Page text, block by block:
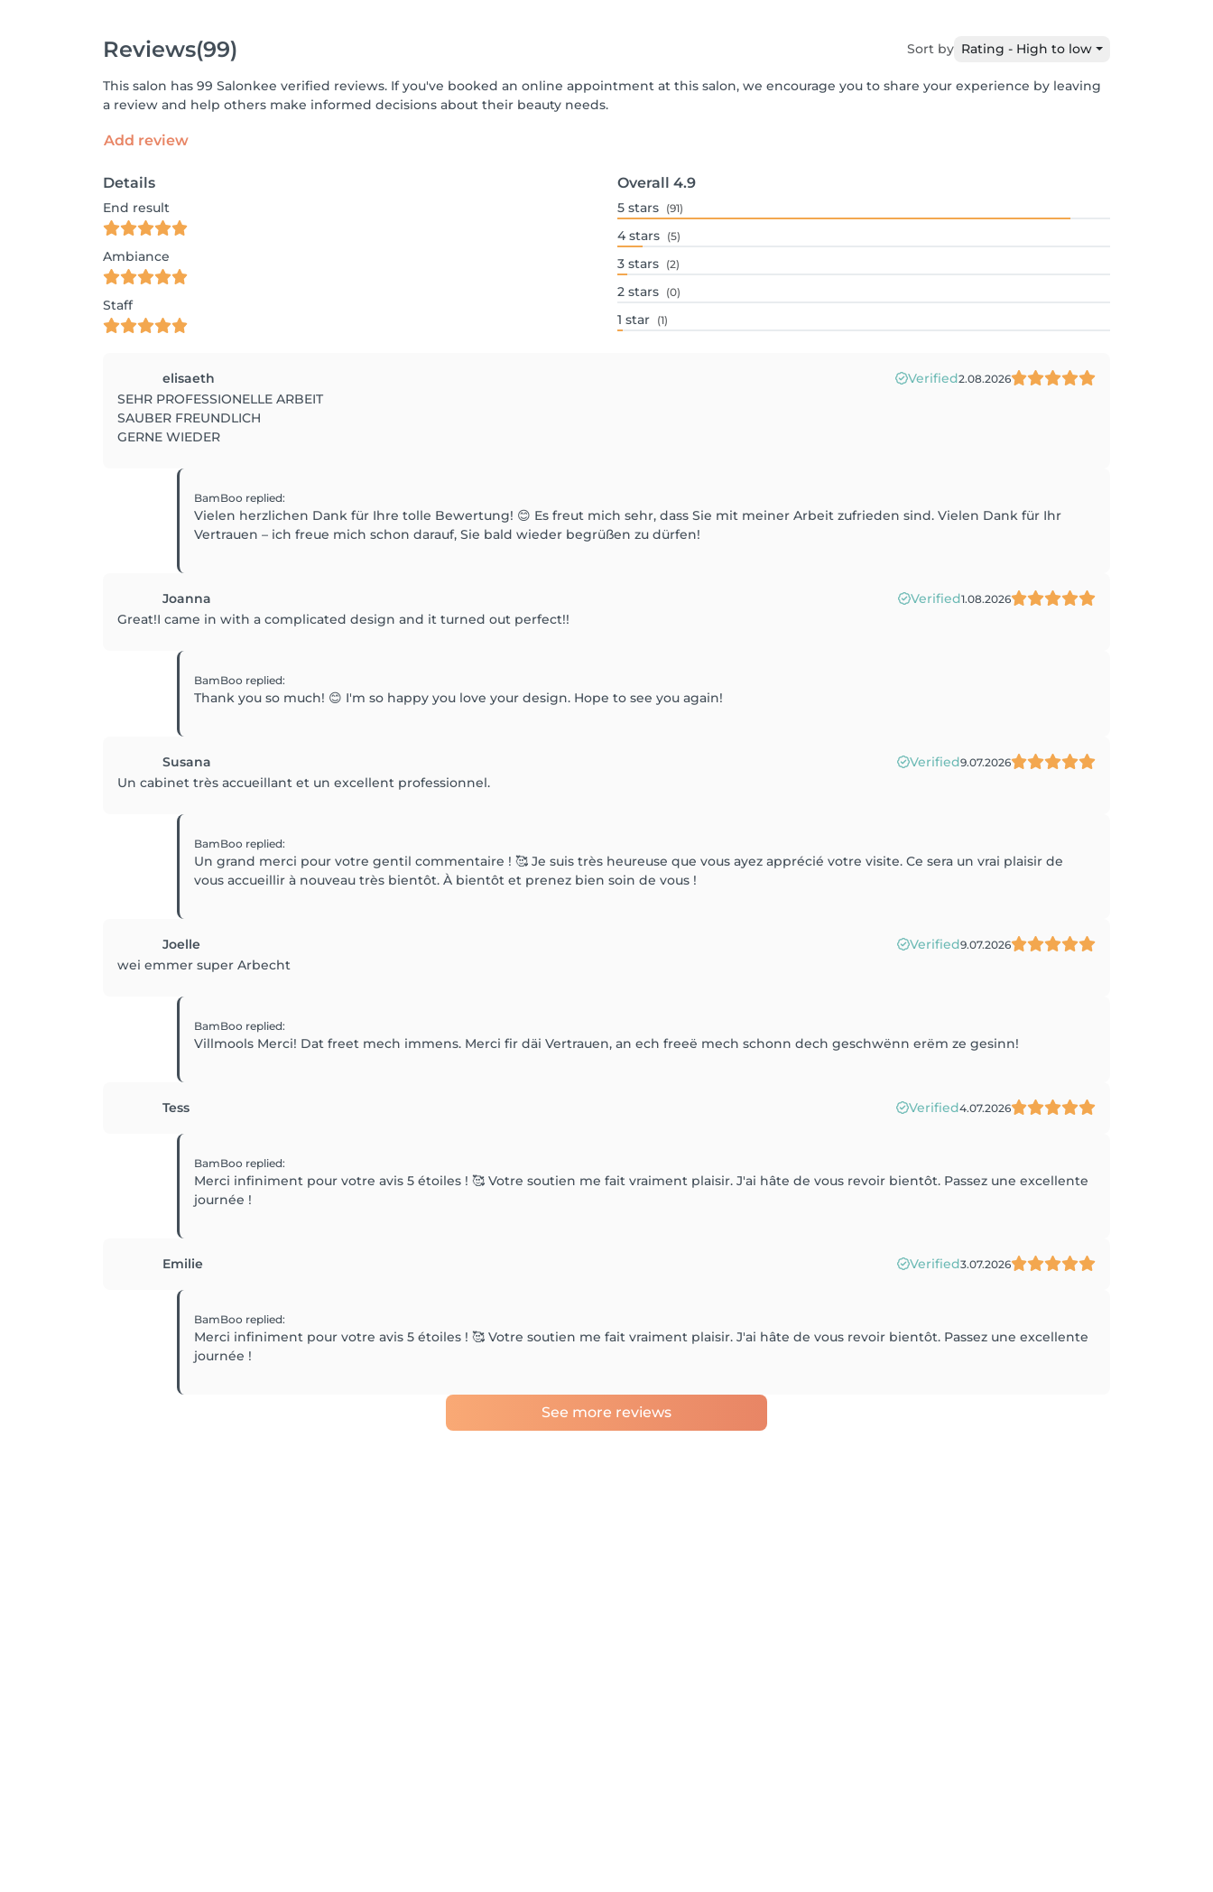
Reviews(99) Sort by Rating - High to low
This salon has 99 Salonkee verified reviews. If you've booked an online appointment at this salon, we encourage you to share your experience by leaving
a review and help others make informed decisions about their beauty needs.
Add review
Details
End result
Ambiance
Staff
Overall 4.9
5 stars (91)
4 stars (5)
3 stars (2)
2 stars (0)
1 star (1)
elisaeth Verified2.08.2026
SEHR PROFESSIONELLE ARBEIT
SAUBER FREUNDLICH
GERNE WIEDER
BamBoo replied:
Vielen herzlichen Dank für Ihre tolle Bewertung! 😊 Es freut mich sehr, dass Sie mit meiner Arbeit zufrieden sind. Vielen Dank für Ihr
Vertrauen – ich freue mich schon darauf, Sie bald wieder begrüßen zu dürfen!
Joanna Verified1.08.2026
Great!I came in with a complicated design and it turned out perfect!!
BamBoo replied:
Thank you so much! 😊 I'm so happy you love your design. Hope to see you again!
Susana Verified9.07.2026
Un cabinet très accueillant et un excellent professionnel.
BamBoo replied:
Un grand merci pour votre gentil commentaire ! 🥰 Je suis très heureuse que vous ayez apprécié votre visite. Ce sera un vrai plaisir de
vous accueillir à nouveau très bientôt. À bientôt et prenez bien soin de vous !
Joelle Verified9.07.2026
wei emmer super Arbecht
BamBoo replied:
Villmools Merci! Dat freet mech immens. Merci fir däi Vertrauen, an ech freeë mech schonn dech geschwënn erëm ze gesinn!
Tess Verified4.07.2026
BamBoo replied:
Merci infiniment pour votre avis 5 étoiles ! 🥰 Votre soutien me fait vraiment plaisir. J'ai hâte de vous revoir bientôt. Passez une excellente
journée !
Emilie Verified3.07.2026
BamBoo replied:
Merci infiniment pour votre avis 5 étoiles ! 🥰 Votre soutien me fait vraiment plaisir. J'ai hâte de vous revoir bientôt. Passez une excellente
journée !
See more reviews